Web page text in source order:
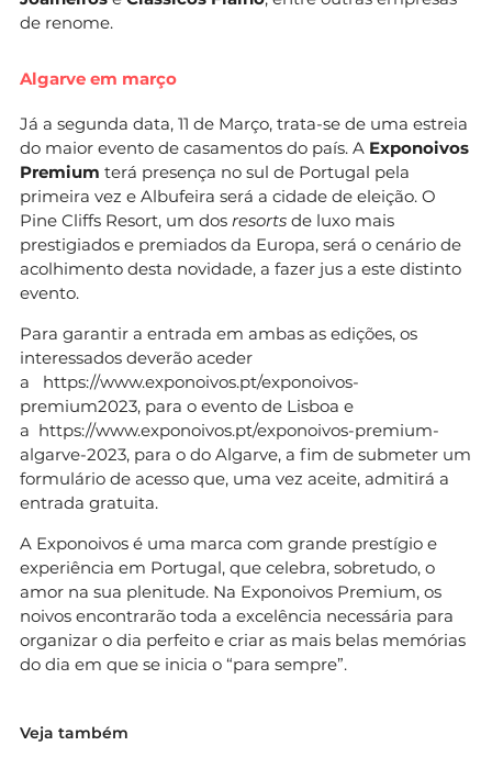
de renome.
Algarve em março
Já a segunda data, 11 de Março, trata-se de uma estreia
do maior evento de casamentos do país. A Exponoivos
Premium terá presença no sul de Portugal pela
primeira vez e Albufeira será a cidade de eleição. O
Pine Cliffs Resort, um dos resorts de luxo mais
prestigiados e premiados da Europa, será o cenário de
acolhimento desta novidade, a fazer jus a este distinto
evento.
Para garantir a entrada em ambas as edições, os
interessados deverão aceder
a https://www.exponoivos.pt/exponoivos-
premium2023, para o evento de Lisboa e
a https://www.exponoivos.pt/exponoivos-premium-
algarve-2023, para o do Algarve, a fim de submeter um
formulário de acesso que, uma vez aceite, admitirá a
entrada gratuita.
A Exponoivos é uma marca com grande prestígio e
experiência em Portugal, que celebra, sobretudo, o
amor na sua plenitude. Na Exponoivos Premium, os
noivos encontrarão toda a excelência necessária para
organizar o dia perfeito e criar as mais belas memórias
do dia em que se inicia o “para sempre”.
Veja também